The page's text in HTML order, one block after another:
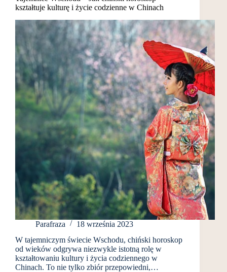
kształtuje kulturę i życie codzienne w Chinach
Parafraza
18 września 2023
W tajemniczym świecie Wschodu, chiński horoskop
od wieków odgrywa niezwykle istotną rolę w
kształtowaniu kultury i życia codziennego w
Chinach. To nie tylko zbiór przepowiedni,…